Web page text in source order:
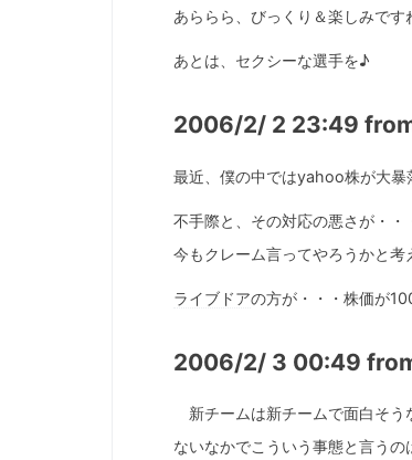
あららら、びっくり＆楽しみです
あとは、セクシーな選手を♪
2006/2/ 2 23:49
最近、僕の中ではyahoo株が大暴
不手際と、その対応の悪さが・・
今もクレーム言ってやろうかと考
ライブドアの方が・・・株価が
2006/2/ 3 00:49
新チームは新チームで面白そう
ないなかでこういう事態と言うの